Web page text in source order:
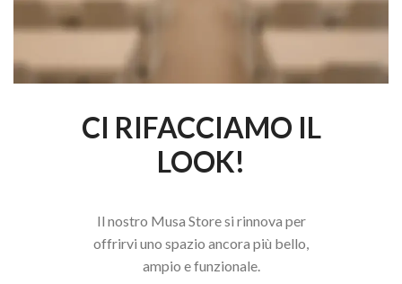
CI RIFACCIAMO IL
LOOK!
Il nostro Musa Store si rinnova per
offrirvi uno spazio ancora più bello,
ampio e funzionale.